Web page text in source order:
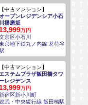
【中古マンション】
オープンレジデンシア小石
川播磨坂
13,999万円
京区小石川
京地下鉄丸ノ内線 茗荷谷
【中古マンション】
エステムプラザ飯田橋タワ
ーレジデンス
13,999万円
新宿区新小川町
武・中央緩行線 飯田橋駅